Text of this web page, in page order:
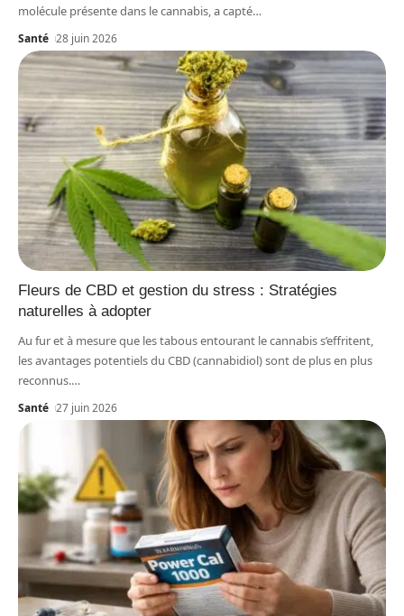
molécule présente dans le cannabis, a capté…
Santé 28 juin 2026
Fleurs de CBD et gestion du stress : Stratégies
naturelles à adopter
Au fur et à mesure que les tabous entourant le cannabis s’effritent,
les avantages potentiels du CBD (cannabidiol) sont de plus en plus
reconnus.…
Santé 27 juin 2026